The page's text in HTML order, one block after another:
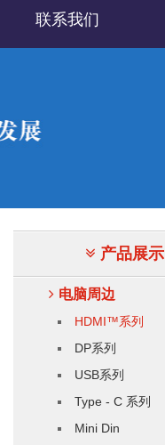
联系我们
产品展示
电脑周边
HDMI™系列
DP系列
USB系列
Type - C 系列
Mini Din